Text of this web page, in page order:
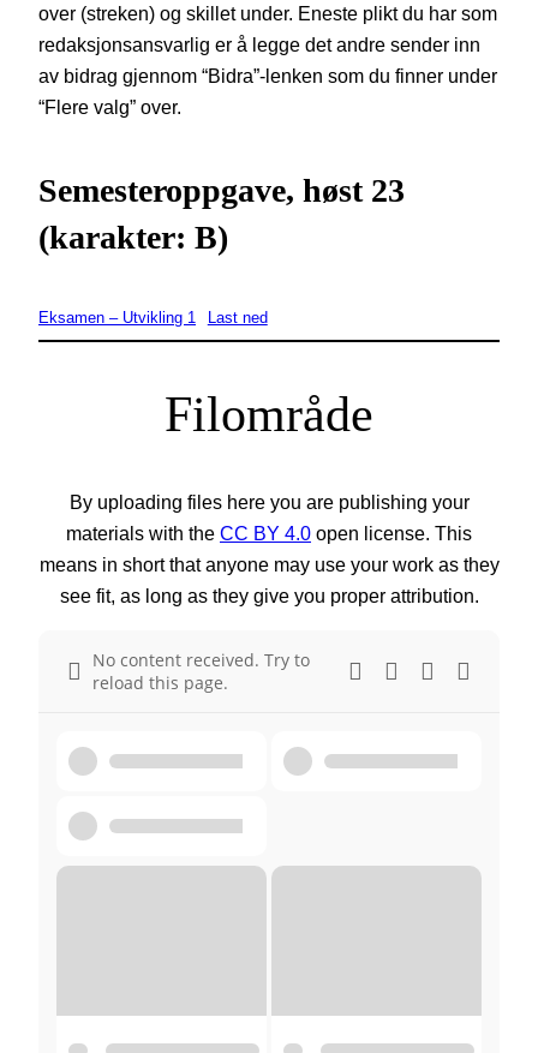
over (streken) og skillet under. Eneste plikt du har som
redaksjonsansvarlig er å legge det andre sender inn
av bidrag gjennom “Bidra”-lenken som du finner under
“Flere valg” over.
Semesteroppgave, høst 23
(karakter: B)
Eksamen – Utvikling 1 Last ned
Filområde
By uploading files here you are publishing your
materials with the CC BY 4.0 open license. This
means in short that anyone may use your work as they
see fit, as long as they give you proper attribution.
No content received. Try to
reload this page.